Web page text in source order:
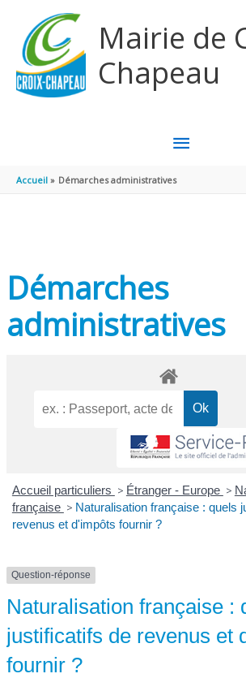
Mairie de
Chapeau
MENU
Accueil Démarches administratives
Démarches
administratives
Accueil particuliers > Étranger - Europe >
française > Naturalisation française : quels
revenus et d'impôts fournir ?
Question-réponse
Naturalisation française :
justificatifs de revenus et
fournir ?